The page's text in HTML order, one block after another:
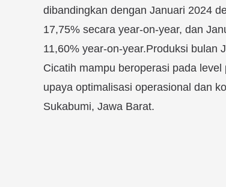
dibandingkan dengan Januari 2024
17,75% secara year‑on‑year, dan
11,60% year‑on‑year.Produksi
Cicatih mampu beroperasi pada
upaya optimalisasi operasional dan
Sukabumi, Jawa Barat.